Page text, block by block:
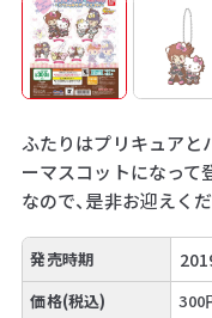
ふたりはプリキュアと
ーマスコットになって
なので、是非お迎えく
発売時期
価格(税込)
300